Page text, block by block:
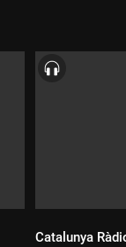
i Joaquim Mateo
de veïns de
Catalunya